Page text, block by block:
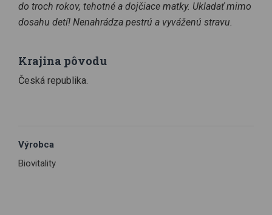
do troch rokov, tehotné a dojčiace matky. Ukladať mimo
dosahu detí! Nenahrádza pestrú a vyváženú stravu.
Krajina pôvodu
Česká republika.
Výrobca
Biovitality